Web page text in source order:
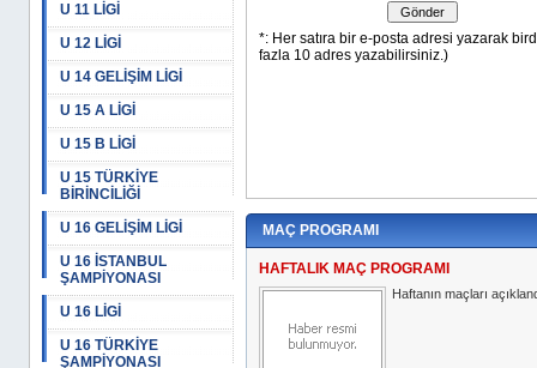
U 11 LİGİ
U 12 LİGİ
U 14 GELİŞİM LİGİ
U 15 A LİGİ
U 15 B LİGİ
U 15 TÜRKİYE
BİRİNCİLİĞİ
U 16 GELİŞİM LİGİ
U 16 İSTANBUL
ŞAMPİYONASI
U 16 LİGİ
U 16 TÜRKİYE
ŞAMPİYONASI
MAÇ PROGRAMI
HAFTALIK MAÇ PROGRAMI
Haftanın maçları